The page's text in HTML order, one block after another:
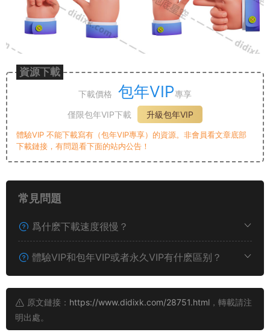
資源下載
下載價格 包年VIP專享
僅限包年VIP下載
升級包年VIP
體驗VIP 不能下載寫有（包年VIP專享）的資源。非會員看文章底部
下載鏈接，有問題看下面的站内公告！
常見問題
爲什麽下載速度很慢？
體驗VIP和包年VIP或者永久VIP有什麽區别？
原文鏈接： https://www.didixk.com/28751.html ，轉載請注
明出處。